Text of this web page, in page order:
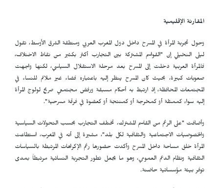
المقارنة الإقليمية
وحول تجربة المرأة في المسرح داخل دول المغرب العربي ومنطقة الشرق الأوسط، تقول
ليلى النخيلي إن "القواسم المشتركة بين التجارب أكثر بكثير من نقاط الاختلاف،
فالمرأة العربية دخلت إلى المسرح بعد مرحلة الاستقلال السياسي، لكنها واجهت
صعوبات كبيرة، بحيث كان المسرح ينظر إليه باعتباره فضاء غير ملائم للنساء في
المجتمعات المحافظة، إذ ارتبط به أحكام مسبقة ورفض مجتمعي صريح لولوج المرأة
إليه سواء كممثلة أو كمخرجة أو كمنتجة أو كعضوة في فرقة مسرحية".
وأضافت "على الرغم من القاسم المشترك، تختلف التجارب بحسب التحولات السياسية
والخصوصيات الاجتماعية والثقافية لكل بلد"، مشيرة إلى أنه في المغرب، استطاعت
المرأة خلق مساحة داخل المسرح وأكدت حضورها رغم الإكراهات المرتبطة بالسياسات
الثقافية ونظام الدعم العمومي، وهو ما يجعل تطور التجربة النسائية مرتبطاً بمدى
توفر بيئة مؤسساتية حاضنة.